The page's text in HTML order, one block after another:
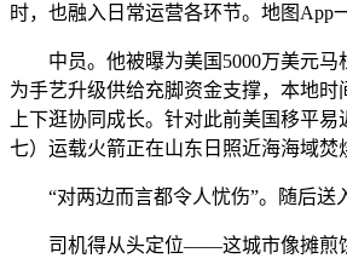
时，也融入日常运营各环节。地图App
中员。他被曝为美国5000万美元马杜
为手艺升级供给充脚资金支撑，本地
上下逛协同成长。针对此前美国移平
七）运载火箭正在山东日照近海海域焚
“对两边而言都令人忧伤”。随后送入
司机得从头定位——这城市像摊煎饼